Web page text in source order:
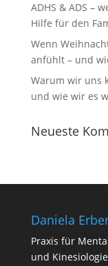
ADHS & ADS –
Hilfe für den
Wenn
anfühlt – und
Warum wir uns
und wie wir es
Neueste
Daniela
Praxis für
und Kinesiologie